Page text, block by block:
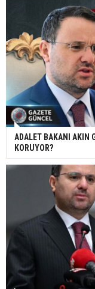
ADALET BAKANI AKIN
KORUYOR?